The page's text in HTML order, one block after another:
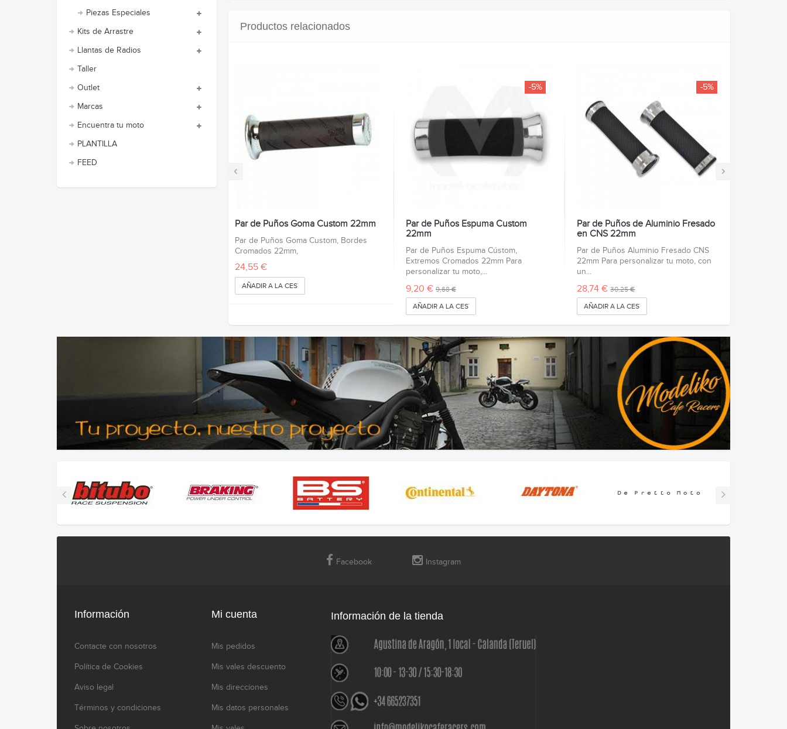
Piezas Especiales
Kits de Arrastre
Llantas de Radios
Taller
Outlet
Marcas
Encuentra tu moto
PLANTILLA
FEED
Productos relacionados
‹ ›
Par de Puños Goma Custom 22mm
Par de Puños Goma Custom, Bordes
Cromados 22mm,
24,55 €
AÑADIR A LA CESTA
-5%
Par de Puños Espuma Custom
22mm
Par de Puños Espuma Cústom,
Extremos Cromados 22mm Para
personalizar tu moto,...
9,20 € 9,68 €
AÑADIR A LA CESTA
-5%
Par de Puños de Aluminio Fresado
en CNS 22mm
Par de Puños Aluminio Fresado CNS
22mm Para personalizar tu moto, con
un...
28,74 € 30,25 €
AÑADIR A LA CESTA
Facebook Instagram
Información
Contacte con nosotros
Política de Cookies
Aviso legal
Términos y condiciones
Mi cuenta
Mis pedidos
Mis vales descuento
Mis direcciones
Mis datos personales
Información de la tienda